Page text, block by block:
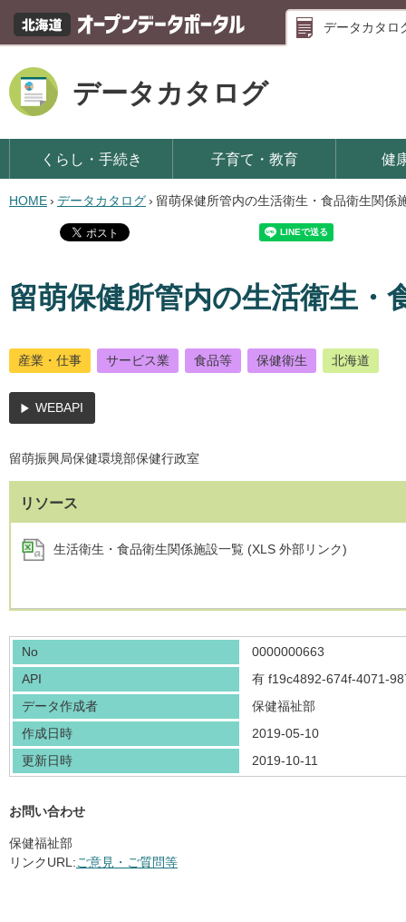
データカタロ
データカタログ
くらし・手続き 子育て・教育 健
HOME› データカタログ› 留萌保健所管内の生活衛生・食品衛生関係
留萌保健所管内の生活衛生・
産業・仕事 サービス業 食品等 保健衛生 北海道
WEBAPI
留萌振興局保健環境部保健行政室
リソース
生活衛生・食品衛生関係施設一覧 (XLS 外部リンク)
No
0000000663
API
有 f19c4892-674f-4071-
データ作成者
保健福祉部
作成日時
2019-05-10
更新日時
2019-10-11
お問い合わせ
保健福祉部
リンクURL:ご意見・ご質問等